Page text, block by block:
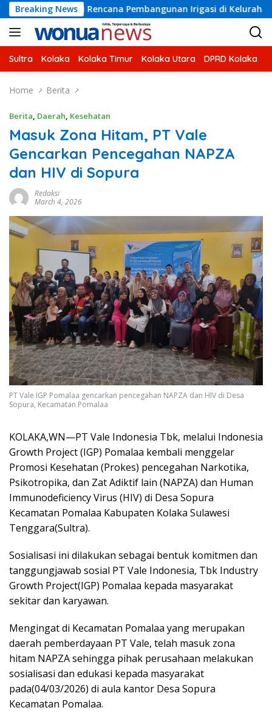
Skip
to
content
Breaking NewsPembangunan Irigasi di Kelurahan 19 November
Sultra Kolaka Kolaka Timur Kolaka Utara DPRD Kolaka
Home Berita
Berita, Daerah, Kesehatan
Masuk Zona Hitam, PT Vale
Gencarkan Pencegahan NAPZA
dan HIV di Sopura
Redaksi
March 4, 2026
PT Vale IGP Pomalaa gencarkan pencegahan NAPZA dan HIV di Desa
Sopura, Kecamatan Pomalaa
KOLAKA,WN—PT Vale Indonesia Tbk, melalui Indonesia
Growth Project (IGP) Pomalaa kembali menggelar
Promosi Kesehatan (Prokes) pencegahan Narkotika,
Psikotropika, dan Zat Adiktif lain (NAPZA) dan Human
Immunodeficiency Virus (HIV) di Desa Sopura
Kecamatan Pomalaa Kabupaten Kolaka Sulawesi
Tenggara(Sultra).
Sosialisasi ini dilakukan sebagai bentuk komitmen dan
tanggungjawab sosial PT Vale Indonesia, Tbk Industry
Growth Project(IGP) Pomalaa kepada masyarakat
sekitar dan karyawan.
Mengingat di Kecamatan Pomalaa yang merupakan
daerah pemberdayaan PT Vale, telah masuk zona
hitam NAPZA sehingga pihak perusahaan melakukan
sosialisasi dan edukasi kepada masyarakat
pada(04/03/2026) di aula kantor Desa Sopura
Kecamatan Pomalaa.